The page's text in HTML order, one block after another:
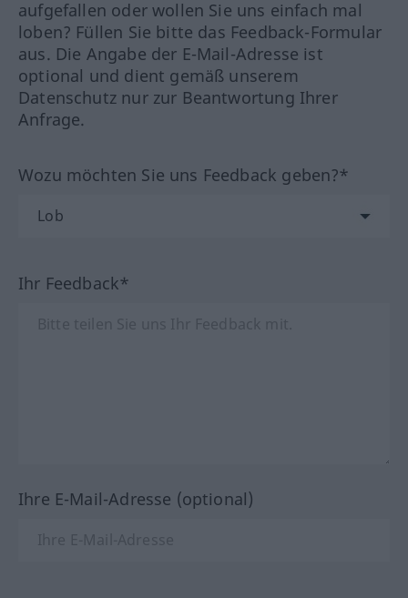
aufgefallen oder wollen Sie uns einfach mal
loben? Füllen Sie bitte das Feedback-Formular
aus. Die Angabe der E-Mail-Adresse ist
optional und dient gemäß unserem
Datenschutz nur zur Beantwortung Ihrer
Anfrage.
Wozu möchten Sie uns Feedback geben?*
Ihr Feedback*
Ihre E-Mail-Adresse (optional)